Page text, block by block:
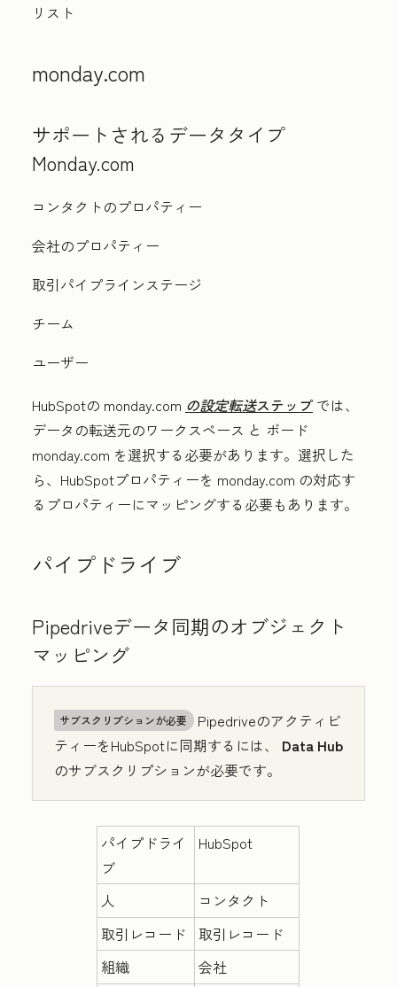
リスト
monday.com
サポートされるデータタイプ
Monday.com
コンタクトのプロパティー
会社のプロパティー
取引パイプラインステージ
チーム
ユーザー
HubSpotの monday.com の設定転送ステップ では、
データの転送元のワークスペース と ボード
monday.com を選択する必要があります。選択した
ら、HubSpotプロパティーを monday.com の対応す
るプロパティーにマッピングする必要もあります。
パイプドライブ
Pipedriveデータ同期のオブジェクト
マッピング
サブスクリプションが必要
Pipedriveのアクティビ
ティーをHubSpotに同期するには、 Data Hub
のサブスクリプションが必要です。
パイプドライ
ブ
HubSpot
人
コンタクト
取引レコード
取引レコード
組織
会社